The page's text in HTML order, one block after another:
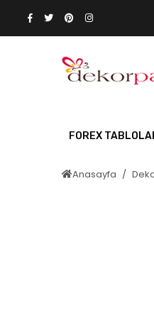
FOREX
Anasayfa